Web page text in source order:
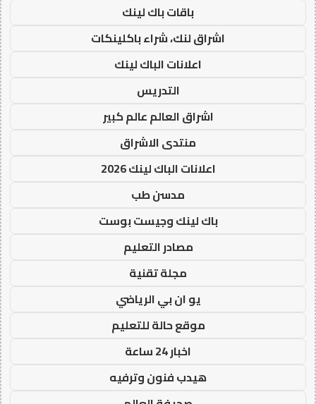
باقات باك لينك
اشراق لنك، شراء باكلينكات
اعلانات الباك لينك
التدريس
اشراق العالم عالم كبير
منتدى الاشراق
اعلانات الباك لينك 2026
مدسن طب
باك لينك وجيست بوست
مصادر التعليم
مجلة تقنية
يو ان بي الرياضي
موقع حالة للتعليم
اخبار 24 ساعة
هيدب فنون وترفيه